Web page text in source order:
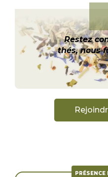
Restez
thés, nous